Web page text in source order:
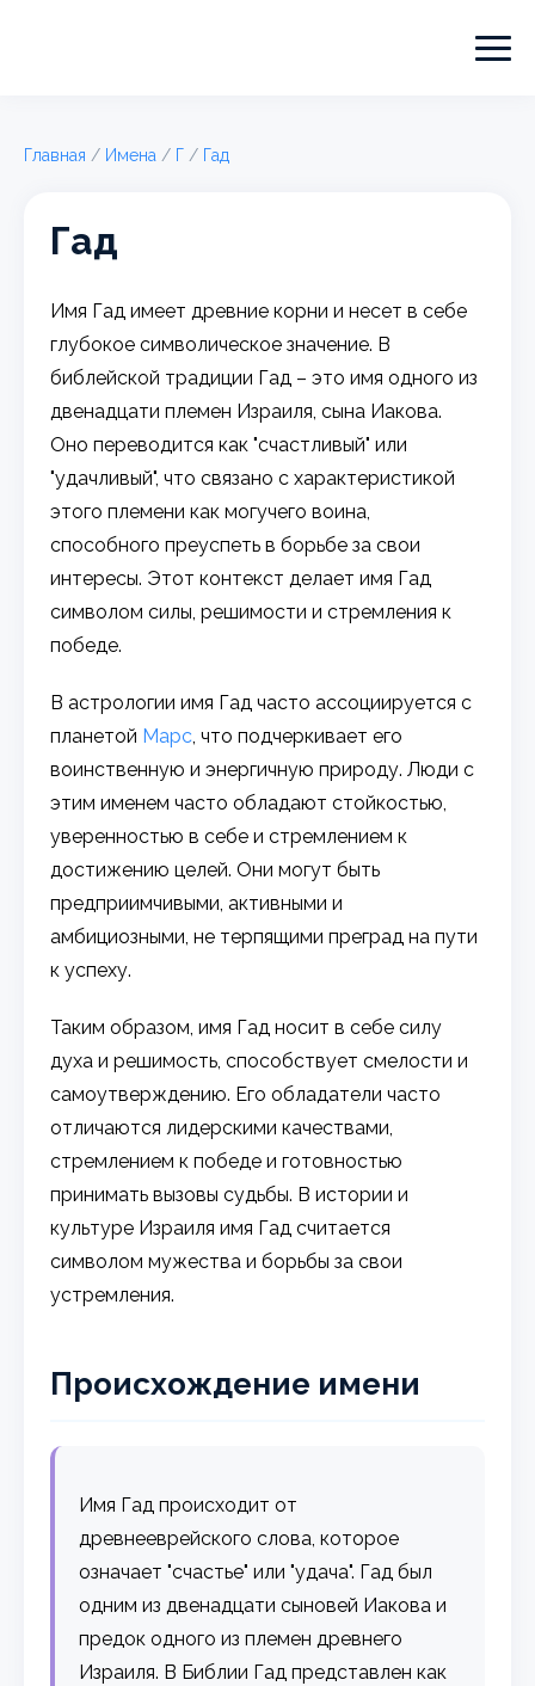
Главная / Имена / Г / Гад
Гад
Имя Гад имеет древние корни и несет в себе
глубокое символическое значение. В
библейской традиции Гад – это имя одного из
двенадцати племен Израиля, сына Иакова.
Оно переводится как "счастливый" или
"удачливый", что связано с характеристикой
этого племени как могучего воина,
способного преуспеть в борьбе за свои
интересы. Этот контекст делает имя Гад
символом силы, решимости и стремления к
победе.
В астрологии имя Гад часто ассоциируется с
планетой Марс, что подчеркивает его
воинственную и энергичную природу. Люди с
этим именем часто обладают стойкостью,
уверенностью в себе и стремлением к
достижению целей. Они могут быть
предприимчивыми, активными и
амбициозными, не терпящими преград на пути
к успеху.
Таким образом, имя Гад носит в себе силу
духа и решимость, способствует смелости и
самоутверждению. Его обладатели часто
отличаются лидерскими качествами,
стремлением к победе и готовностью
принимать вызовы судьбы. В истории и
культуре Израиля имя Гад считается
символом мужества и борьбы за свои
устремления.
Происхождение имени
Имя Гад происходит от
древнееврейского слова, которое
означает "счастье" или "удача". Гад был
одним из двенадцати сыновей Иакова и
предок одного из племен древнего
Израиля. В Библии Гад представлен как